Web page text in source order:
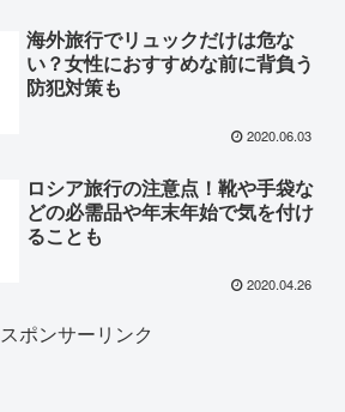
海外旅行でリュックだけは危な
い？女性におすすめな前に背負う
防犯対策も
2020.06.03
ロシア旅行の注意点！靴や手袋な
どの必需品や年末年始で気を付け
ることも
2020.04.26
スポンサーリンク